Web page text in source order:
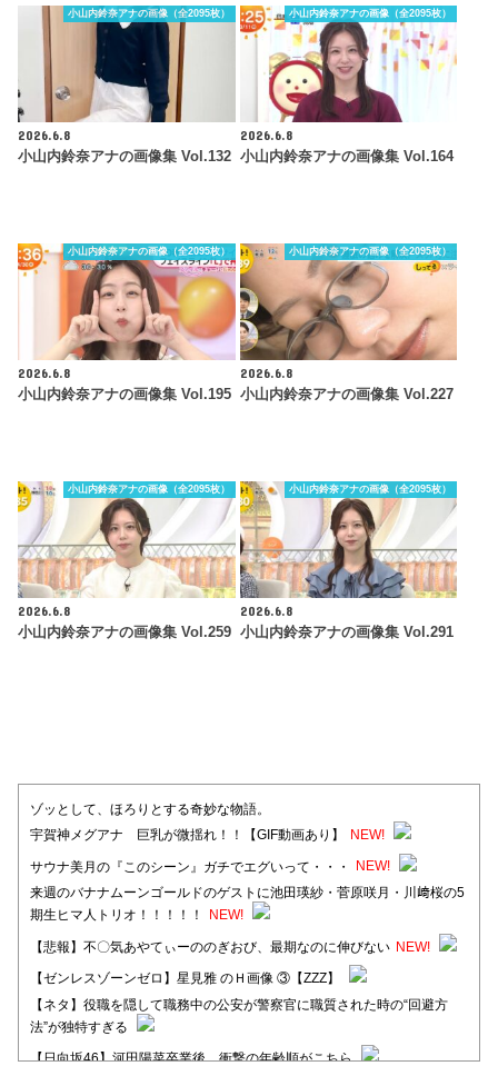
小山内鈴奈アナの画像（全2095枚）
2026.6.8
小山内鈴奈アナの画像集 Vol.132
小山内鈴奈アナの画像（全2095枚）
2026.6.8
小山内鈴奈アナの画像集 Vol.164
小山内鈴奈アナの画像（全2095枚）
2026.6.8
小山内鈴奈アナの画像集 Vol.195
小山内鈴奈アナの画像（全2095枚）
2026.6.8
小山内鈴奈アナの画像集 Vol.227
小山内鈴奈アナの画像（全2095枚）
2026.6.8
小山内鈴奈アナの画像集 Vol.259
小山内鈴奈アナの画像（全2095枚）
2026.6.8
小山内鈴奈アナの画像集 Vol.291
ゾッとして、ほろりとする奇妙な物語。
宇賀神メグアナ 巨乳が微揺れ！！【GIF動画あり】
NEW!
サウナ美月の『このシーン』ガチでエグいって・・・
NEW!
来週のバナナムーンゴールドのゲストに池田瑛紗・菅原咲月・川﨑桜の5
期生ヒマ人トリオ！！！！！
NEW!
【悲報】不〇気あやてぃーののぎおび、最期なのに伸びない NEW!
【ゼンレスゾーンゼロ】星見雅 のＨ画像 ③【ZZZ】
【ネタ】役職を隠して職務中の公安が警察官に職質された時の“回避方
法”が独特すぎる
【日向坂46】河田陽菜卒業後、衝撃の年齢順がこちら